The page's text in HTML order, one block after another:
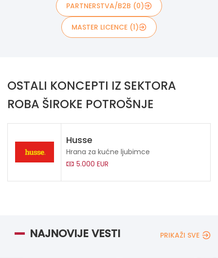
PARTNERSTVA/B2B (0)
MASTER LICENCE (1)
OSTALI KONCEPTI IZ SEKTORA
ROBA ŠIROKE POTROŠNJE
Husse
Hrana za kućne ljubimce
5.000 EUR
NAJNOVIJE VESTI PRIKAŽI SVE